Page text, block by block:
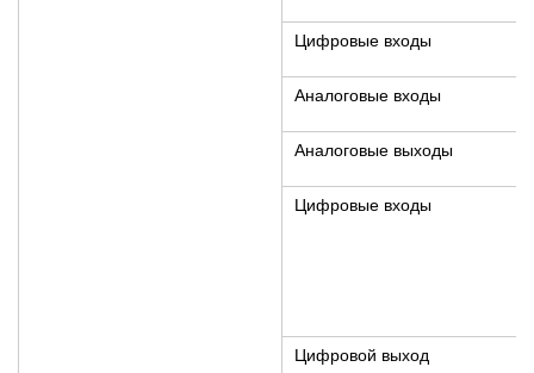
Цифровые входы
Аналоговые входы
Аналоговые выходы
Цифровые входы
Цифровой выход